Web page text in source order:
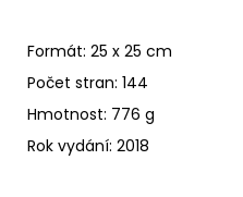
Formát: 25 x 25 cm
Počet stran: 144
Hmotnost: 776 g
Rok vydání: 2018